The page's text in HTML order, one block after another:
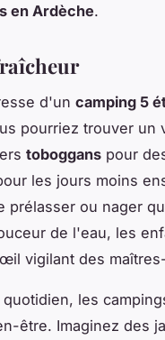
en Ardèche.
d'un camping 5
pourriez trouver un
toboggans pour
les jours moins
prélasser ou nager
de l'eau, les
vigilant des
les
être. Imaginez des